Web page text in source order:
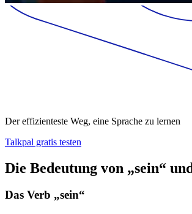
Der effizienteste Weg, eine Sprache zu lernen
Talkpal gratis testen
Die Bedeutung von „sein“
Das Verb „sein“